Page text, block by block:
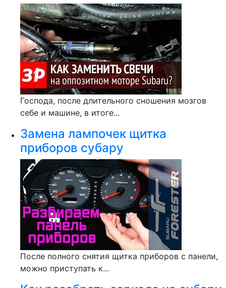
Господа, после длительного сношения мозгов
себе и машине, в итоге...
Замена лампочек щитка
приборов субару
После полного снятия щитка приборов с панели,
можно приступать к...